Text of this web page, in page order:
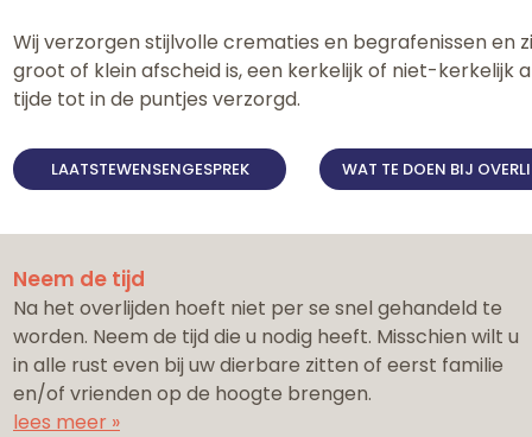
Wij verzorgen stijlvolle crematies en begrafenissen en
groot of klein afscheid is, een kerkelijk of niet-
tijde tot in de puntjes verzorgd.
LAATSTEWENSENGESPREK WAT TE DOEN BIJ
Neem de tijd
Na het overlijden hoeft niet per se snel gehandeld te
worden. Neem de tijd die u nodig heeft. Misschien wilt u
in alle rust even bij uw dierbare zitten of eerst familie
en/of vrienden op de hoogte brengen.
lees meer »